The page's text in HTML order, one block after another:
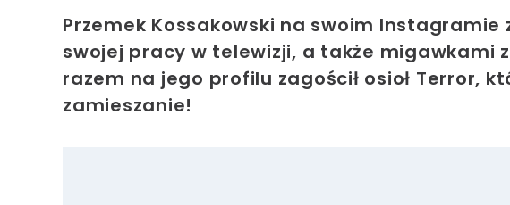
Przemek Kossakowski na swoim Instagramie
swojej pracy w telewizji, a także migawkami
razem na jego profilu zagościł osioł Terror,
zamieszanie!